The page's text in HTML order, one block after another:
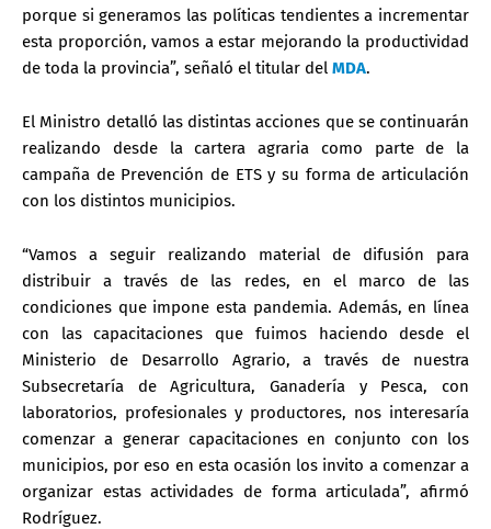
porque si generamos las políticas tendientes a incrementar
esta proporción, vamos a estar mejorando la productividad
de toda la provincia”, señaló el titular del MDA.
El Ministro detalló las distintas acciones que se continuarán
realizando desde la cartera agraria como parte de la
campaña de Prevención de ETS y su forma de articulación
con los distintos municipios.
“Vamos a seguir realizando material de difusión para
distribuir a través de las redes, en el marco de las
condiciones que impone esta pandemia. Además, en línea
con las capacitaciones que fuimos haciendo desde el
Ministerio de Desarrollo Agrario, a través de nuestra
Subsecretaría de Agricultura, Ganadería y Pesca, con
laboratorios, profesionales y productores, nos interesaría
comenzar a generar capacitaciones en conjunto con los
municipios, por eso en esta ocasión los invito a comenzar a
organizar estas actividades de forma articulada”, afirmó
Rodríguez.